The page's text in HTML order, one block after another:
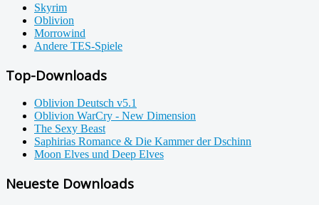
Skyrim
Oblivion
Morrowind
Andere TES-Spiele
Top-Downloads
Oblivion Deutsch v5.1
Oblivion WarCry - New Dimension
The Sexy Beast
Saphirias Romance & Die Kammer der Dschinn
Moon Elves und Deep Elves
Neueste Downloads